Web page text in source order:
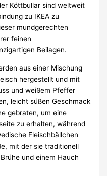
Köttbullar sind weltweit
zu IKEA zu
mundgerechten
feinen
Beilagen.
aus einer Mischung
hergestellt und mit
und weißem Pfeffer
leicht süßen Geschmack
gebraten, um eine
zu erhalten, während
Fleischbällchen
mit der sie traditionell
und einem Hauch